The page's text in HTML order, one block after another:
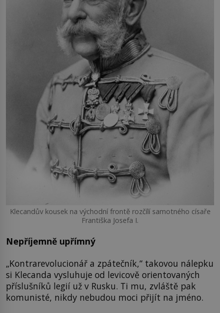
Klecandův kousek na východní frontě rozčílí samotného císaře
Františka Josefa I.
Nepříjemně upřímný
„Kontrarevolucionář a zpátečník,“ takovou nálepku
si Klecanda vysluhuje od levicově orientovaných
příslušníků legií už v Rusku. Ti mu, zvláště pak
komunisté, nikdy nebudou moci přijít na jméno.